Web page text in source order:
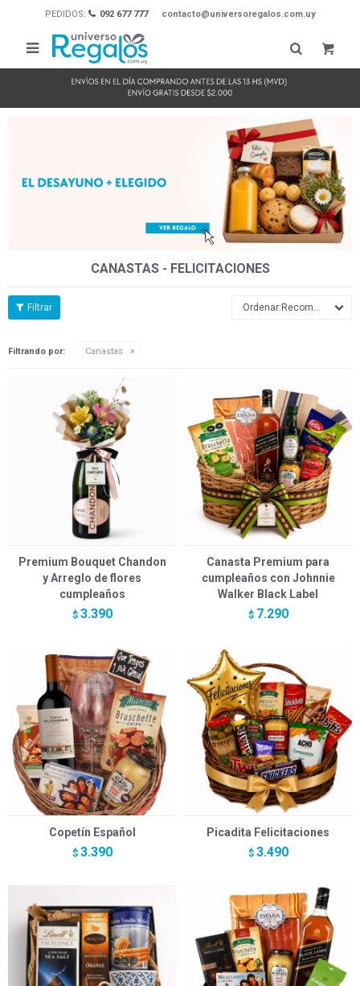
PEDIDOS: 092 677 777 contacto@universoregalos.com.uy

CANASTAS - FELICITACIONES
Recomendados
Filtrando por: Canastas
Premium Bouquet Chandon
y Arreglo de flores
cumpleaños
$ 3.390
Canasta Premium para
cumpleaños con Johnnie
Walker Black Label
$ 7.290
Copetín Español
$ 3.390
Picadita Felicitaciones
$ 3.490